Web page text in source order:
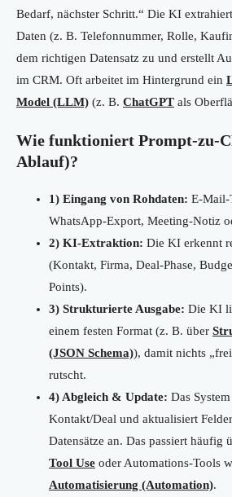
Bedarf, nächster Schritt.“ Die KI
Daten (z. B. Telefonnummer, Rolle,
dem richtigen Datensatz zu und erstellt
im CRM. Oft arbeitet im Hintergrund ein
Model (LLM) (z. B. ChatGPT als
Wie funktioniert Prompt-zu-
Ablauf)?
1) Eingang von Rohdaten: E-Mail-
WhatsApp-Export, Meeting-Notiz
2) KI-Extraktion: Die KI erkennt
(Kontakt, Firma, Deal-Phase,
Points).
3) Strukturierte Ausgabe: Die KI
einem festen Format (z. B. über
(JSON Schema)), damit nichts
rutscht.
4) Abgleich & Update: Das
Kontakt/Deal und aktualisiert
Datensätze an. Das passiert häufig
Tool Use oder Automations-Tools
Automatisierung (Automation).